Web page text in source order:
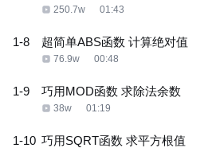
250.7w 01:43
1-8 超简单ABS函数 计算绝对值
76.9w 00:48
1-9 巧用MOD函数 求除法余数
38w 01:19
1-10 巧用SQRT函数 求平方根值